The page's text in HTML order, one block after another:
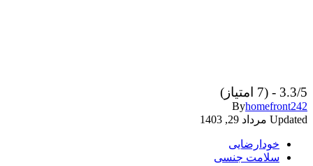
3.3/5 - (7 امتیاز)
Byhomefront242
Updated مرداد 29, 1403
خودارضایی
سلامت جنسی